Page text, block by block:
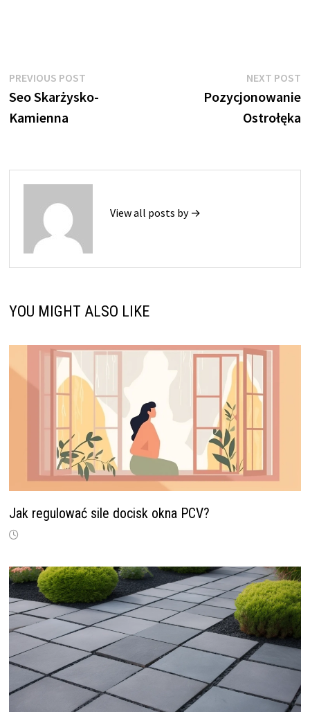
Nawigacja
wpisu
PREVIOUS POSTPrevious
post:
Seo Skarżysko-
Kamienna
NEXT POST
Pozycjonowanie
Ostrołęka
View all posts by →
YOU MIGHT ALSO LIKE
Jak regulować sile docisk okna PCV?